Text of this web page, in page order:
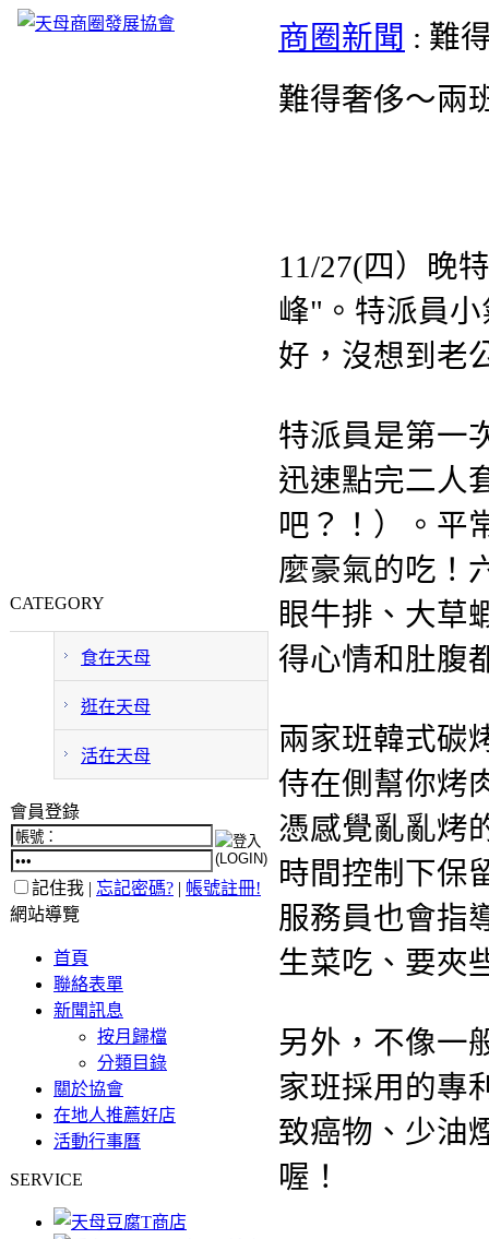
CATEGORY
食在天母
逛在天母
活在天母
會員登錄
記住我 | 忘記密碼? | 帳號註冊!
網站導覽
首頁
聯絡表單
新聞訊息
按月歸檔
分類目錄
關於協會
在地人推薦好店
活動行事曆
SERVICE
商圈新聞 : 難
難得奢侈～兩
11/27(四）晚
峰"。特派員
好，沒想到老
特派員是第一
迅速點完二人
吧？！）。平
麼豪氣的吃！
眼牛排、大草
得心情和肚腹
兩家班韓式碳
侍在側幫你烤
憑感覺亂亂烤
時間控制下保
服務員也會指
生菜吃、要
另外，不像一
家班採用的專
致癌物、少油
喔！